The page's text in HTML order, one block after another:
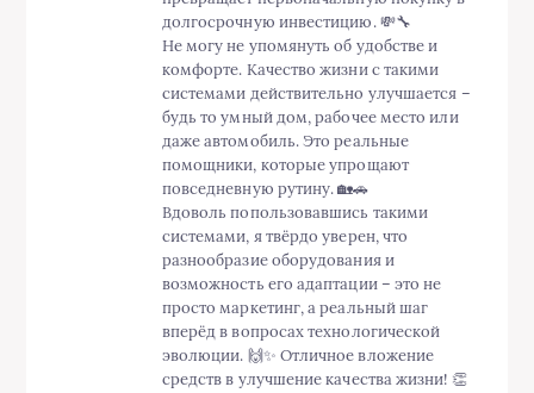
долгосрочную инвестицию. 💸🔧
Не могу не упомянуть об удобстве и
комфорте. Качество жизни с такими
системами действительно улучшается –
будь то умный дом, рабочее место или
даже автомобиль. Это реальные
помощники, которые упрощают
повседневную рутину. 🏡🚗
Вдоволь попользовавшись такими
системами, я твёрдо уверен, что
разнообразие оборудования и
возможность его адаптации – это не
просто маркетинг, а реальный шаг
вперёд в вопросах технологической
эволюции. 🙌✨ Отличное вложение
средств в улучшение качества жизни! 👏